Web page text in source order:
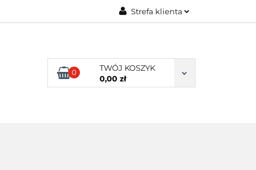
Strefa klienta
Zarejestruj się
Dodaj zgłoszenie
0
TWÓJ KOSZYK
0,00 zł
KLIENCI